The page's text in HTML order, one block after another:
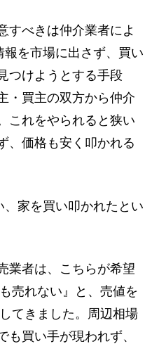
すべきは仲介業者によ
報を市場に出さず、買い
つけようとする手段
・買主の双方から仲介
これをやられると狭い
、価格も安く叩かれる
家を買い叩かれたとい
業者は、こちらが希望
売れない』と、売値を
てきました。周辺相場
も買い手が現われず、